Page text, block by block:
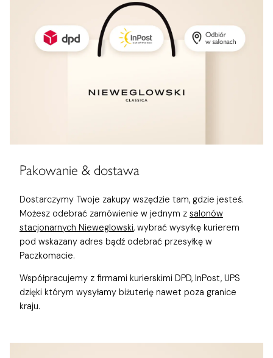
Pakowanie & dostawa
Dostarczymy Twoje zakupy wszędzie tam, gdzie jesteś.
Możesz odebrać zamówienie w jednym z salonów
stacjonarnych Nieweglowski, wybrać wysyłkę kurierem
pod wskazany adres bądź odebrać przesyłkę w
Paczkomacie.
Współpracujemy z firmami kurierskimi DPD, InPost, UPS
dzięki którym wysyłamy biżuterię nawet poza granice
kraju.